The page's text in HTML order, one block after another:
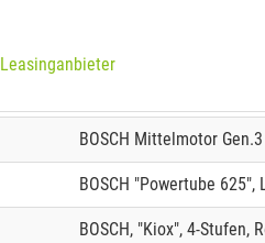
Leasinganbieter
BOSCH Mittelmotor
BOSCH "Powertube
BOSCH, "Kiox", 4-Stufen,